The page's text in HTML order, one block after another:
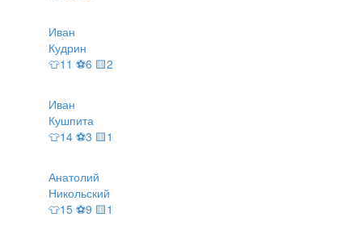
Иван
Кудрин
👕11 ⚽6 🟨2
Иван
Кушпита
👕14 ⚽3 🟨1
Анатолий
Никольский
👕15 ⚽9 🟨1